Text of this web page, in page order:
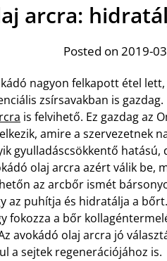
arcra:
Posted on 2019-
nagyon felkapott étel
zsírsavakban is
is felvihető. Ez gazdag az
amire a szervezetnek
gyulladáscsökkentő hatású,
olaj arcra azért válik be,
az arcbőr ismét
az puhítja és hidratálja a
fokozza a bőr
avokádó olaj arcra jó
a sejtek regenerációjához is.